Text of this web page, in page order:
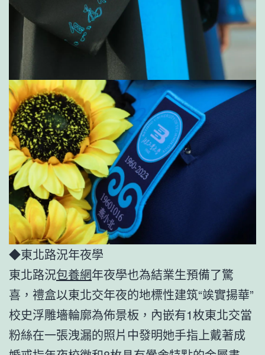
◆東北路況年夜學
東北路況包養網年夜學也為結業生預備了驚
喜，禮盒以東北交年夜的地標性建筑“竢實揚華”
校史浮雕墻輪廓為佈景板，內嵌有1枚東北交當
粉絲在一張洩漏的照片中發明她手指上戴著成